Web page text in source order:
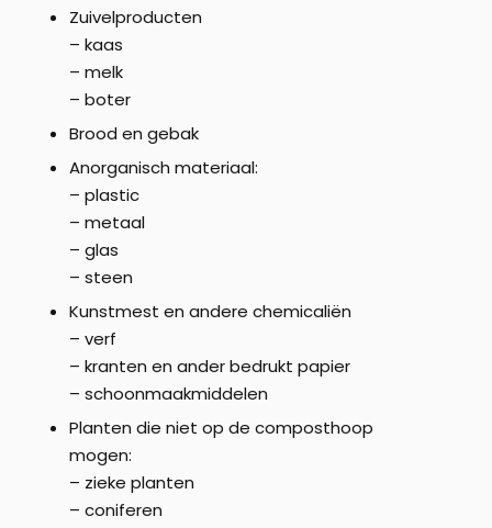
Zuivelproducten
– kaas
– melk
– boter
Brood en gebak
Anorganisch materiaal:
– plastic
– metaal
– glas
– steen
Kunstmest en andere chemicaliën
– verf
– kranten en ander bedrukt papier
– schoonmaakmiddelen
Planten die niet op de composthoop
mogen:
– zieke planten
– coniferen